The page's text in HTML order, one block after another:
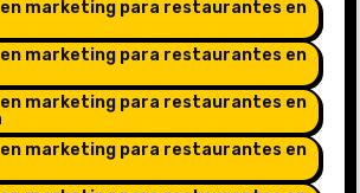
marketing para restaurantes en
marketing para restaurantes en
marketing para restaurantes en
marketing para restaurantes en